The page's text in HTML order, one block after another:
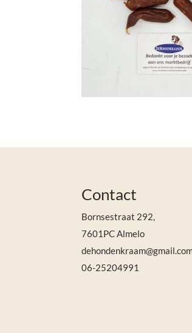
Contact
Bornsestraat 292,
7601PC Almelo
06-25204991